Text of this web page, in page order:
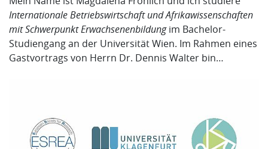
Internationale Betriebswirtschaft und Afrikawissenschaften
mit Schwerpunkt Erwachsenenbildungim Bachelor-
Studiengang an der Universität Wien. Im Rahmen eines
Gastvortrags von Herrn Dr. Dennis Walter bin…